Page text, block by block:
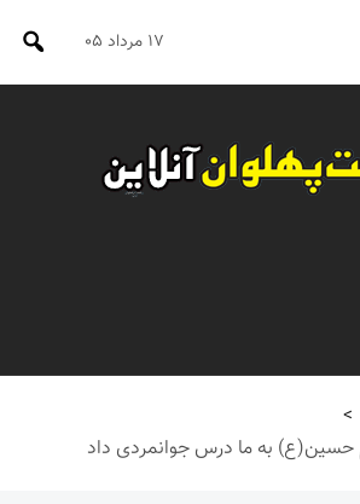
۱۷ مرداد ۰۵
>
به ما درس جوانمردی داد